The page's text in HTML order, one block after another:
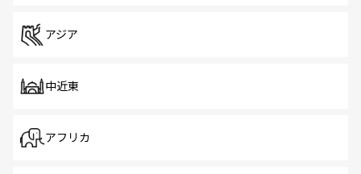
アジア
中近東
アフリカ